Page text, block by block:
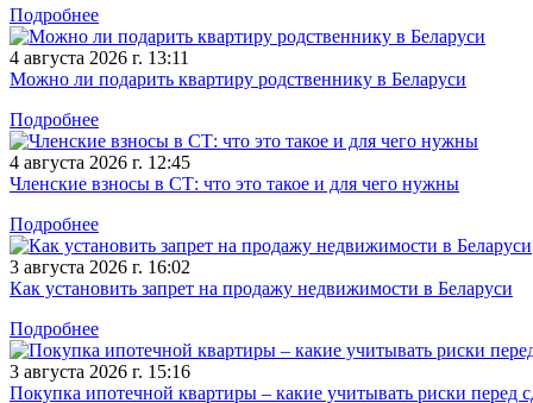
Подробнее
4 августа 2026 г. 13:11
Можно ли подарить квартиру родственнику в Беларуси
Подробнее
4 августа 2026 г. 12:45
Членские взносы в СТ: что это такое и для чего нужны
Подробнее
3 августа 2026 г. 16:02
Как установить запрет на продажу недвижимости в Беларуси
Подробнее
3 августа 2026 г. 15:16
Покупка ипотечной квартиры – какие учитывать риски перед